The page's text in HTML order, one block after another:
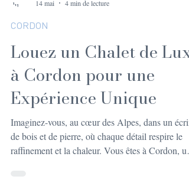
Laurent Nodenot
14 mai
4 min de lecture
CORDON
Louez un Chalet de Luxe
à Cordon pour une
Expérience Unique